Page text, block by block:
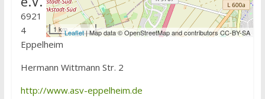
1 kmLeaflet| Map data © OpenStreetMap and contributors CC-BY-SA
6921
4
Eppelheim
Hermann Wittmann Str. 2
http://www.asv-eppelheim.de